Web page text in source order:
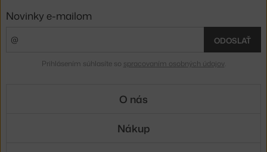
Novinky e-mailom
ODOSLAŤ
Prihlásením súhlasíte so spracovaním osobných údajov.
O nás
Nákup